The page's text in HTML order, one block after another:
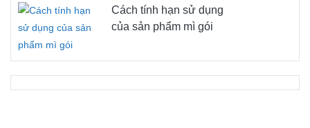
Cách tính hạn sử dụng
của sản phẩm mì gói